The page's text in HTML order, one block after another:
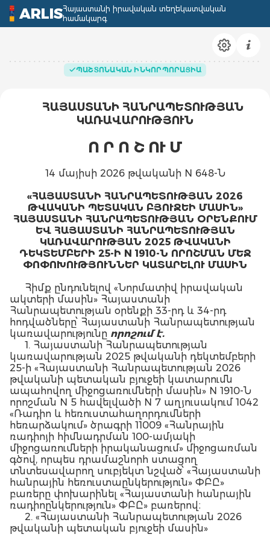
ARLISՀայաստանի իրավական տեղեկատվական
համակարգ
ՊԱՇՏՈՆԱԿԱՆ ԻՆԿՈՐՊՈՐԱՑԻԱ
ՀԱՅԱՍՏԱՆԻ ՀԱՆՐԱՊԵՏՈՒԹՅԱՆ
ԿԱՌԱՎԱՐՈՒԹՅՈՒՆ
Ո Ր Ո Շ ՈՒ Մ
14 մայիսի 2026 թվականի N 648-Ն
«ՀԱՅԱՍՏԱՆԻ ՀԱՆՐԱՊԵՏՈՒԹՅԱՆ 2026
ԹՎԱԿԱՆԻ ՊԵՏԱԿԱՆ ԲՅՈՒՋԵԻ ՄԱՍԻՆ»
ՀԱՅԱՍՏԱՆԻ ՀԱՆՐԱՊԵՏՈՒԹՅԱՆ ՕՐԵՆՔՈՒՄ
ԵՎ ՀԱՅԱՍՏԱՆԻ ՀԱՆՐԱՊԵՏՈՒԹՅԱՆ
ԿԱՌԱՎԱՐՈՒԹՅԱՆ 2025 ԹՎԱԿԱՆԻ
ԴԵԿՏԵՄԲԵՐԻ 25-Ի N 1910-Ն ՈՐՈՇՄԱՆ ՄԵՋ
ՓՈՓՈԽՈՒԹՅՈՒՆՆԵՐ ԿԱՏԱՐԵԼՈՒ ՄԱՍԻՆ
Հիմք ընդունելով «Նորմատիվ իրավական
ակտերի մասին» Հայաստանի
Հանրապետության օրենքի 33-րդ և 34-րդ
հոդվածները՝ Հայաստանի Հանրապետության
կառավարությունը որոշում է.
1. Հայաստանի Հանրապետության
կառավարության 2025 թվականի դեկտեմբերի
25-ի «Հայաստանի Հանրապետության 2026
թվականի պետական բյուջեի կատարումն
ապահովող միջոցառումների մասին» N 1910-Ն
որոշման N 5 հավելվածի N 7 աղյուսակում 1042
«Ռադիո և հեռուստահաղորդումների
հեռարձակում» ծրագրի 11009 «Հանրային
ռադիոյի հիմնադրման 100-ամյակի
միջոցառումների իրականացում» միջոցառման
գծով, որպես դրամաշնորհ ստացող
տնտեսավարող սուբյեկտ նշված՝ «Հայաստանի
հանրային հեռուստաընկերություն» ՓԲԸ»
բառերը փոխարինել «Հայաստանի հանրային
ռադիոընկերություն» ՓԲԸ» բառերով։
2. «Հայաստանի Հանրապետության 2026
թվականի պետական բյուջեի մասին»